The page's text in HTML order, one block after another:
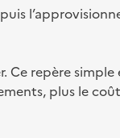
Ce repère
plus le